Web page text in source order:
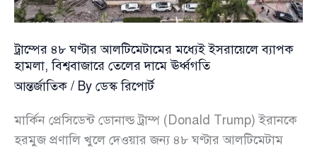
ট্রাম্পের ৪৮ ঘণ্টার আলটিমেটামের মধ্যেই ইসরায়েলে ব্যাপক
হামলা, বিশ্ববাজারে তেলের দামে ঊর্ধ্বগতি
আন্তর্জাতিক / By ডেস্ক রিপোর্ট
মার্কিন প্রেসিডেন্ট ডোনাল্ড ট্রাম্প (Donald Trump) ইরানকে
হরমুজ প্রণালি খুলে দেওয়ার জন্য ৪৮ ঘণ্টার আলটিমেটাম